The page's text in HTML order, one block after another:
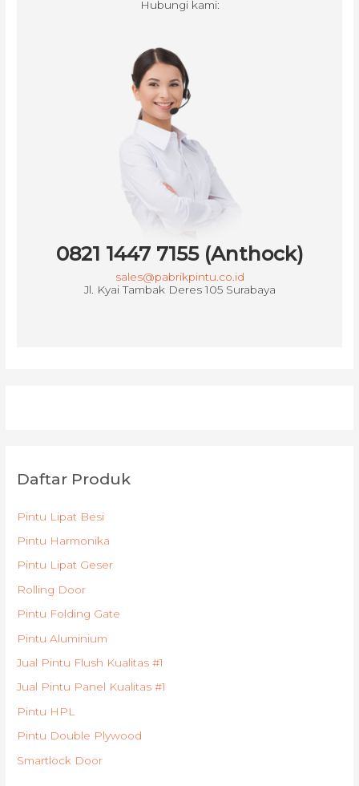
Hubungi kami:
0821 1447 7155 (Anthock)
sales@pabrikpintu.co.id
Jl. Kyai Tambak Deres 105 Surabaya
Daftar Produk
Pintu Lipat Besi
Pintu Harmonika
Pintu Lipat Geser
Rolling Door
Pintu Folding Gate
Pintu Aluminium
Jual Pintu Flush Kualitas #1
Jual Pintu Panel Kualitas #1
Pintu HPL
Pintu Double Plywood
Smartlock Door